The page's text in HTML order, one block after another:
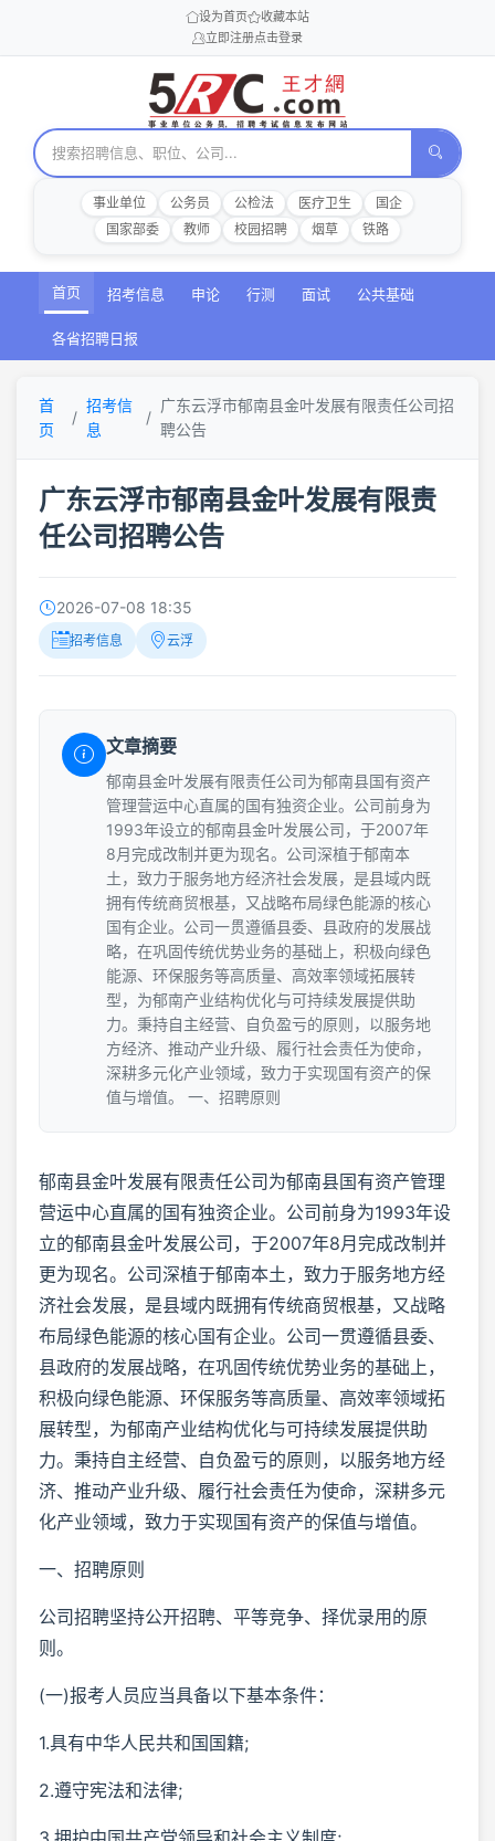
设为首页
收藏本站
立即注册点击登录
事业单位 公务员 公检法 医疗卫生
国企
国家部委
教师 校园招聘 烟草 铁路
首页 招考信息 申论 行测 面试 公共基础
各省招聘日报
首
页
招考信
息
广东云浮市郁南县金叶发展有限责任公司招
聘公告
广东云浮市郁南县金叶发展有限责
任公司招聘公告
2026-07-08 18:35
招考信息 云浮
文章摘要
郁南县金叶发展有限责任公司为郁南县国有资产
管理营运中心直属的国有独资企业。公司前身为
1993年设立的郁南县金叶发展公司，于2007年
8月完成改制并更为现名。公司深植于郁南本
土，致力于服务地方经济社会发展，是县域内既
拥有传统商贸根基，又战略布局绿色能源的核心
国有企业。公司一贯遵循县委、县政府的发展战
略，在巩固传统优势业务的基础上，积极向绿色
能源、环保服务等高质量、高效率领域拓展转
型，为郁南产业结构优化与可持续发展提供助
力。秉持自主经营、自负盈亏的原则，以服务地
方经济、推动产业升级、履行社会责任为使命，
深耕多元化产业领域，致力于实现国有资产的保
值与增值。 一、招聘原则
郁南县金叶发展有限责任公司为郁南县国有资产管理
营运中心直属的国有独资企业。公司前身为1993年设
立的郁南县金叶发展公司，于2007年8月完成改制并
更为现名。公司深植于郁南本土，致力于服务地方经
济社会发展，是县域内既拥有传统商贸根基，又战略
布局绿色能源的核心国有企业。公司一贯遵循县委、
县政府的发展战略，在巩固传统优势业务的基础上，
积极向绿色能源、环保服务等高质量、高效率领域拓
展转型，为郁南产业结构优化与可持续发展提供助
力。秉持自主经营、自负盈亏的原则，以服务地方经
济、推动产业升级、履行社会责任为使命，深耕多元
化产业领域，致力于实现国有资产的保值与增值。
一、招聘原则
公司招聘坚持公开招聘、平等竞争、择优录用的原
则。
(一)报考人员应当具备以下基本条件：
1.具有中华人民共和国国籍;
2.遵守宪法和法律;